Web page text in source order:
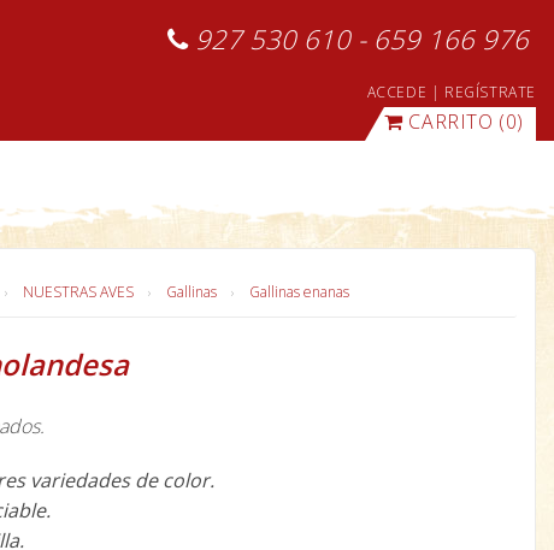
927 530 610 - 659 166 976
ACCEDE | REGÍSTRATE
CARRITO (0)
NUESTRAS AVES Gallinas Gallinas enanas
variedades de color.